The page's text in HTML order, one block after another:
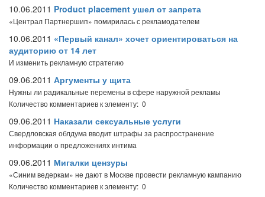
10.06.2011 Product placement ушел от запрета
«Централ Партнершип» помирилась с рекламодателем
10.06.2011 «Первый канал» хочет ориентироваться на
аудиторию от 14 лет
И изменить рекламную стратегию
09.06.2011 Аргументы у щита
Нужны ли радикальные перемены в сфере наружной рекламы
Количество комментариев к элементу: 0
09.06.2011 Наказали сексуальные услуги
Свердловская облдума вводит штрафы за распространение
информации о предложениях интима
09.06.2011 Мигалки цензуры
«Синим ведеркам» не дают в Москве провести рекламную кампанию
Количество комментариев к элементу: 0